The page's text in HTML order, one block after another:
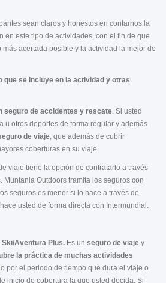
sean claros y honestos en contarnos la
en este tipo de actividades, con el fin de que
más acertada posible y la actividad la mejor de
que se incluye en la actividad y otras
seguro de accidentes y rescate. Si usted
u otros deportes de forma regular y además
de viaje, que además de cubrir
coberturas en su viaje.
viaje tiene la opción de contratarlo a través
Muntania Outdoors tramita los seguros con
seguros es menor si lo hace a través de
usted de forma directa con Intermundial.
Ski/Aventura Plus. Es un seguro de viaje y
la práctica de muchas actividades
por el periodo de tiempo que dura el viaje o
inicio de cobertura la que usted decida. Si